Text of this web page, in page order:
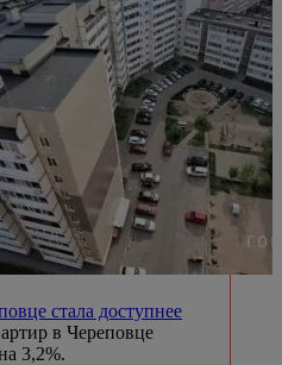
стала доступнее
в Череповце
3,2%.